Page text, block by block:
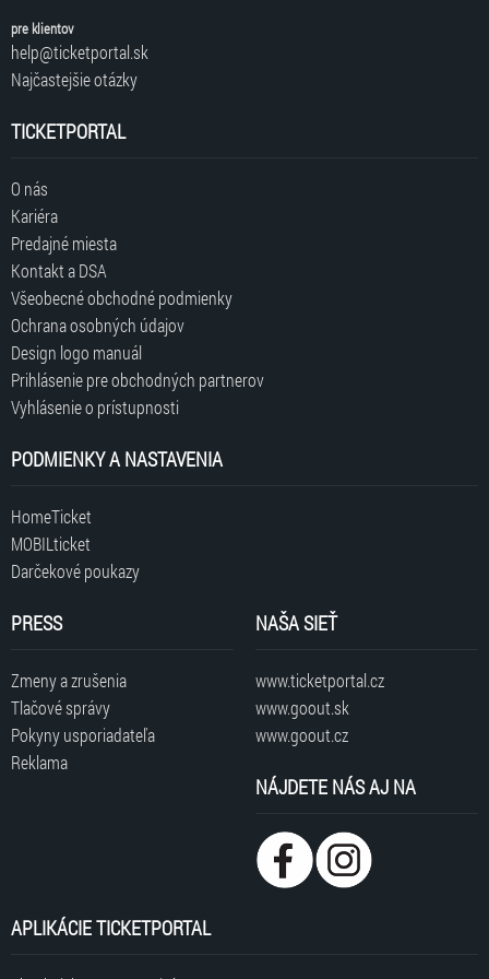
pre klientov
help@ticketportal.sk
Najčastejšie otázky
TICKETPORTAL
O nás
Kariéra
Predajné miesta
Kontakt a DSA
Všeobecné obchodné podmienky
Ochrana osobných údajov
Design logo manuál
Prihlásenie pre obchodných partnerov
Vyhlásenie o prístupnosti
PODMIENKY A NASTAVENIA
HomeTicket
MOBILticket
Darčekové poukazy
PRESS
Zmeny a zrušenia
Tlačové správy
Pokyny usporiadateľa
Reklama
NAŠA SIEŤ
www.ticketportal.cz
www.goout.sk
www.goout.cz
NÁJDETE NÁS AJ NA
APLIKÁCIE TICKETPORTAL